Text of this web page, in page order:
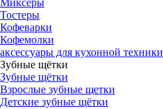
Миксеры
Тостеры
Кофеварки
Кофемолки
аксессуары для кухонной техники
Зубные щётки
Зубные щётки
Взрослые зубные щетки
Детские зубные щётки